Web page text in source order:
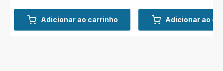
Adicionar ao carrinho Adicionar ao